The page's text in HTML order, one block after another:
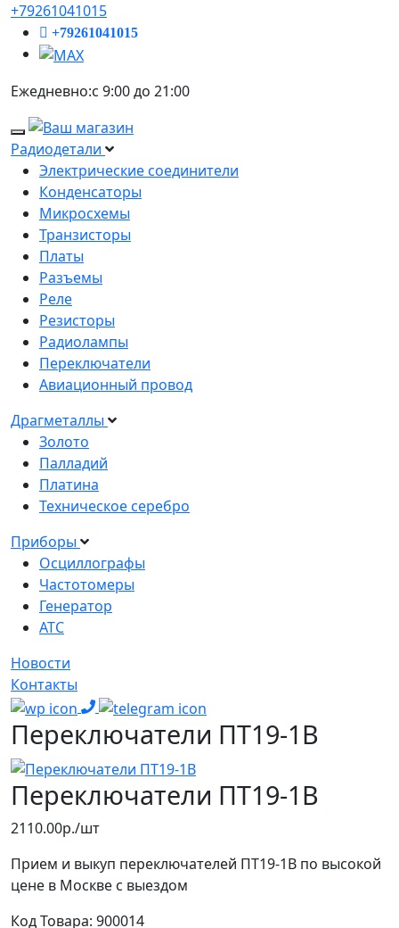
+79261041015
+79261041015
Ежедневно:с 9:00 до 21:00
Радиодетали
Электрические соединители
Конденсаторы
Микросхемы
Транзисторы
Платы
Разъемы
Реле
Резисторы
Радиолампы
Переключатели
Авиационный провод
Драгметаллы
Золото
Палладий
Платина
Техническое серебро
Приборы
Осциллографы
Частотомеры
Генератор
АТС
Новости
Контакты
Переключатели ПТ19-1В
Переключатели ПТ19-1В
2110.00р./шт
Прием и выкуп переключателей ПТ19-1В по высокой
цене в Москве с выездом
Код Товара: 900014